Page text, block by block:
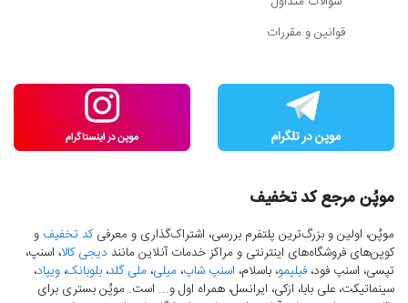
قوانین و مقررات
موپُن مرجع کد تخفیف
موپُن، اولین و بزرگ‌ترین پلتفرم بررسی، اشتراک‌گذاری و معرفیکد تخفیف و
کوپن‌های فروشگاه‌های اینترنتی و مراکز خدمات آنلاین مانند دیجی کالا، اسنپ،
تپسی، اسنپ فود، فیلیمو، باسلام، اسنپ شاپ، میلی، ملی گلد، بلوبانک، ویپاد،
سینماتیکت، علی بابا، ازکی، ایرانسل، همراه اول و... است. موپُن بستری برای